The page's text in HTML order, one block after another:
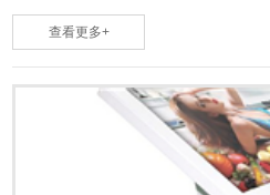
清技术之后，4K……
查看更多+